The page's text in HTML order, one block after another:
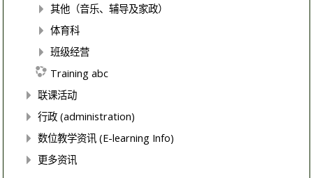
其他（音乐、辅导及家政）
体育科
班级经营
Training abc
联课活动
行政 (administration)
数位教学资讯 (E-learning Info)
更多资讯